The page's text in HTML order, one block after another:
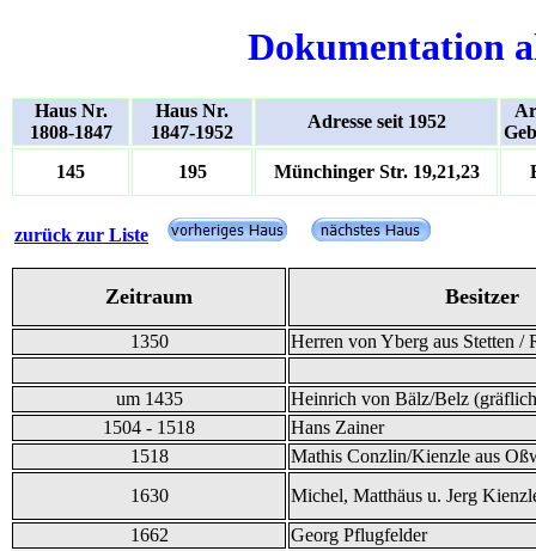
Dokumentation
Haus Nr.
1808-1847
Haus Nr.
1847-1952
Adresse seit 1952
145
195 Münchinger Str. 19,21,23
zurück zur Liste
Zeitraum Besitzer
1350 Herren von Yberg aus Stetten /
um 1435
Heinrich von Bälz/Belz
1504 - 1518
Hans Zainer
1518
Mathis Conzlin/Kienzle aus
1630
Michel, Matthäus u. Jerg
1662
Georg Pflugfelder